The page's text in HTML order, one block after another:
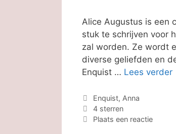
Alice Augustus is een
stuk te schrijven voor
zal worden. Ze wordt
diverse geliefden en
Enquist … Lees verder
Categorieën
Enquist, Anna
Tags
4 sterren
Plaats een reactie